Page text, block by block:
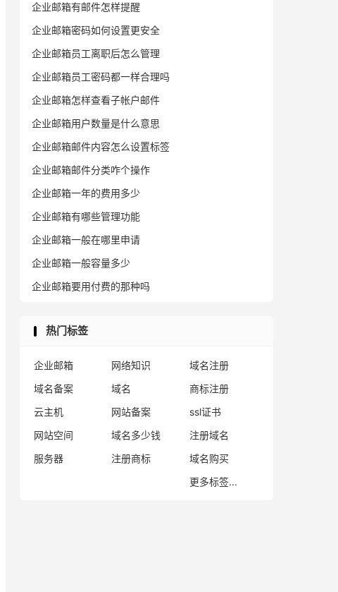
企业邮箱有邮件怎样提醒
企业邮箱密码如何设置更安全
企业邮箱员工离职后怎么管理
企业邮箱员工密码都一样合理吗
企业邮箱怎样查看子帐户邮件
企业邮箱用户数量是什么意思
企业邮箱邮件内容怎么设置标签
企业邮箱邮件分类咋个操作
企业邮箱一年的费用多少
企业邮箱有哪些管理功能
企业邮箱一般在哪里申请
企业邮箱一般容量多少
企业邮箱要用付费的那种吗
热门标签
企业邮箱 网络知识
域名注册
域名备案
域名
商标注册
云主机
网站备案
ssl证书
网站空间
域名多少钱
注册域名
服务器
注册商标
域名购买
更多标签...